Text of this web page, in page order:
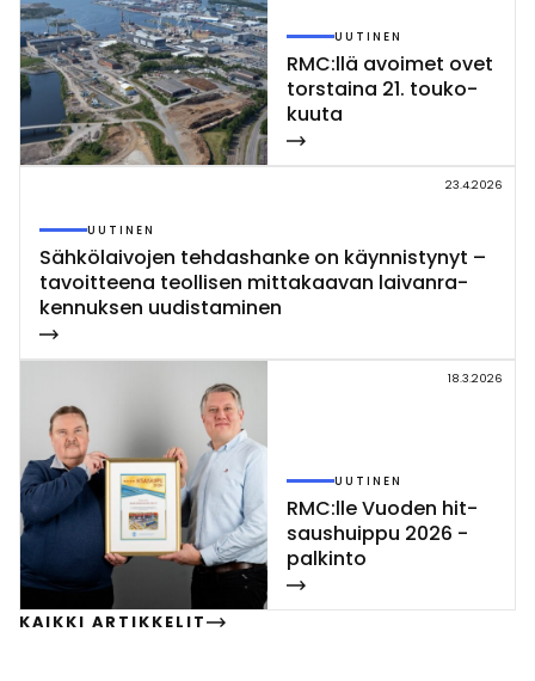
UUTINEN
RMC:llä avoi­met ovet
tors­tai­na 21. tou­ko­
kuu­ta
23.4.2026
UUTINEN
Säh­kö­lai­vo­jen teh­das­han­ke on käyn­nis­ty­nyt –
ta­voit­tee­na teol­li­sen mit­ta­kaa­van lai­van­ra­
ken­nuk­sen uu­dis­ta­mi­nen
18.3.2026
UUTINEN
RMC:lle Vuo­den hit­
saus­huip­pu 2026 -
pal­kin­to
KAIKKI ARTIKKELIT